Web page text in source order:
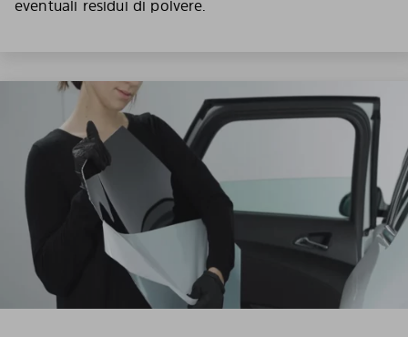
eventuali residui di polvere.